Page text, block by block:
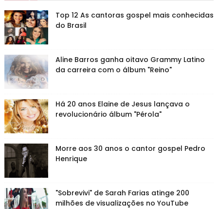
Top 12 As cantoras gospel mais conhecidas
do Brasil
Aline Barros ganha oitavo Grammy Latino
da carreira com o álbum "Reino"
Há 20 anos Elaine de Jesus lançava o
revolucionário álbum "Pérola"
Morre aos 30 anos o cantor gospel Pedro
Henrique
"Sobrevivi" de Sarah Farias atinge 200
milhões de visualizações no YouTube